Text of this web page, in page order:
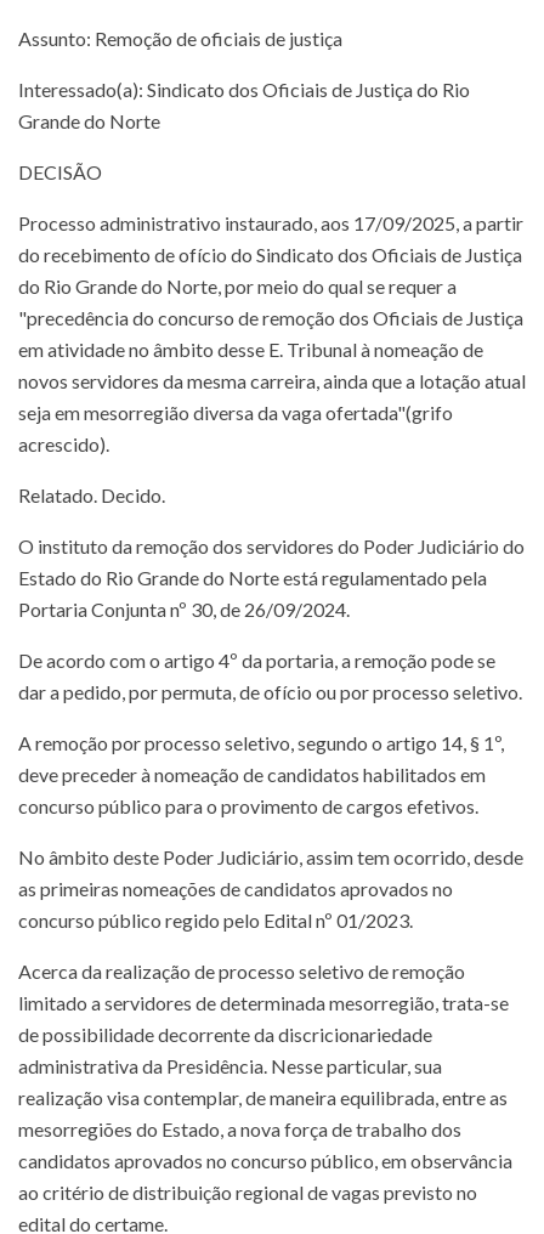
Assunto: Remoção de oficiais de justiça
Interessado(a): Sindicato dos Oficiais de Justiça do Rio
Grande do Norte
DECISÃO
Processo administrativo instaurado, aos 17/09/2025, a partir
do recebimento de ofício do Sindicato dos Oficiais de Justiça
do Rio Grande do Norte, por meio do qual se requer a
"precedência do concurso de remoção dos Oficiais de Justiça
em atividade no âmbito desse E. Tribunal à nomeação de
novos servidores da mesma carreira, ainda que a lotação atual
seja em mesorregião diversa da vaga ofertada"(grifo
acrescido).
Relatado. Decido.
O instituto da remoção dos servidores do Poder Judiciário do
Estado do Rio Grande do Norte está regulamentado pela
Portaria Conjunta nº 30, de 26/09/2024.
De acordo com o artigo 4º da portaria, a remoção pode se
dar a pedido, por permuta, de ofício ou por processo seletivo.
A remoção por processo seletivo, segundo o artigo 14, § 1º,
deve preceder à nomeação de candidatos habilitados em
concurso público para o provimento de cargos efetivos.
No âmbito deste Poder Judiciário, assim tem ocorrido, desde
as primeiras nomeações de candidatos aprovados no
concurso público regido pelo Edital nº 01/2023.
Acerca da realização de processo seletivo de remoção
limitado a servidores de determinada mesorregião, trata-se
de possibilidade decorrente da discricionariedade
administrativa da Presidência. Nesse particular, sua
realização visa contemplar, de maneira equilibrada, entre as
mesorregiões do Estado, a nova força de trabalho dos
candidatos aprovados no concurso público, em observância
ao critério de distribuição regional de vagas previsto no
edital do certame.